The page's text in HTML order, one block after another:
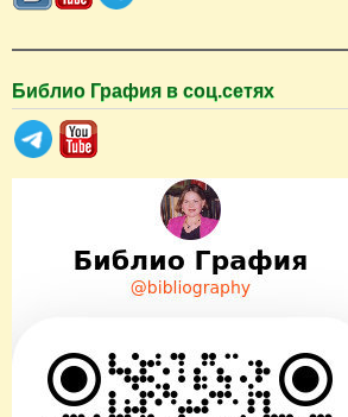
к
Библио Графия в соц.сетях